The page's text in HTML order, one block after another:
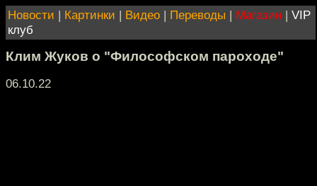
Новости | Картинки | Видео | Переводы | Магазин | VIP
клуб
Клим Жуков о "Философском пароходе"
06.10.22